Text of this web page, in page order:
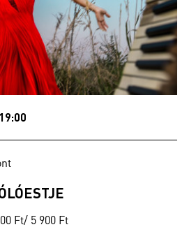
Ft/ 5 900 Ft